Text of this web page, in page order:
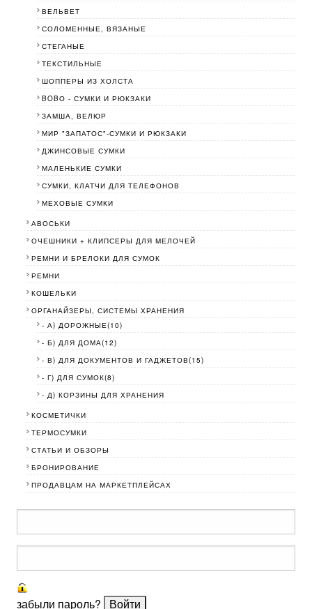
ВЕЛЬВЕТ
СОЛОМЕННЫЕ, ВЯЗАНЫЕ
СТЕГАНЫЕ
ТЕКСТИЛЬНЫЕ
ШОППЕРЫ ИЗ ХОЛСТА
BOBО - СУМКИ И РЮКЗАКИ
ЗАМША, ВЕЛЮР
МИР "ЗАПАТОС"-СУМКИ И РЮКЗАКИ
ДЖИНСОВЫЕ СУМКИ
МАЛЕНЬКИЕ СУМКИ
СУМКИ, КЛАТЧИ ДЛЯ ТЕЛЕФОНОВ
МЕХОВЫЕ СУМКИ
АВОСЬКИ
ОЧЕШНИКИ + КЛИПСЕРЫ ДЛЯ МЕЛОЧЕЙ
РЕМНИ И БРЕЛОКИ ДЛЯ СУМОК
РЕМНИ
КОШЕЛЬКИ
ОРГАНАЙЗЕРЫ, СИСТЕМЫ ХРАНЕНИЯ
- А) ДОРОЖНЫЕ(10)
- Б) ДЛЯ ДОМА(12)
- В) ДЛЯ ДОКУМЕНТОВ И ГАДЖЕТОВ(15)
- Г) ДЛЯ СУМОК(8)
- Д) КОРЗИНЫ ДЛЯ ХРАНЕНИЯ
КОСМЕТИЧКИ
ТЕРМОСУМКИ
СТАТЬИ И ОБЗОРЫ
БРОНИРОВАНИЕ
ПРОДАВЦАМ НА МАРКЕТПЛЕЙСАХ
забыли пароль?